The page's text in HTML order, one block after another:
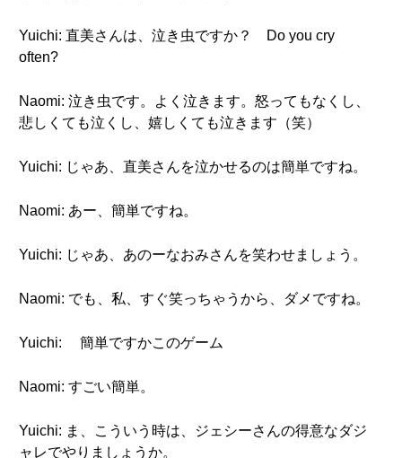
Yuichi: 直美さんは、泣き虫ですか？ Do you cry
often?
Naomi: 泣き虫です。よく泣きます。怒ってもなくし、
悲しくても泣くし、嬉しくても泣きます（笑）
Yuichi: じゃあ、直美さんを泣かせるのは簡単ですね。
Naomi: あー、簡単ですね。
Yuichi: じゃあ、あのーなおみさんを笑わせましょう。
Naomi: でも、私、すぐ笑っちゃうから、ダメですね。
Yuichi: 簡単ですかこのゲーム
Naomi: すごい簡単。
Yuichi: ま、こういう時は、ジェシーさんの得意なダジ
ャレでやりましょうか。